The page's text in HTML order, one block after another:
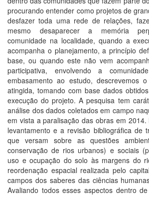
procurando entender como projetos de
desfazer toda uma rede de relações,
mesmo desaparecer a memória
comunidade na localidade, quando a
acompanha o planejamento, a princípio
base, ou quando este não vem
participativa, envolvendo a
embasamento ao estudo, descrevemos
atingida, tomando com base dados
execução do projeto. A pesquisa tem
análise dos dados coletados em campo
em vista a paralisação das obras em 2014.
levantamento e a revisão bibliográfica de
que versam sobre as questões
conservação de rios urbanos) e sociais
uso e ocupação do solo às margens do
reordenação espacial realizada pelo
campos dos saberes das ciências
Avaliando todos esses aspectos dentro